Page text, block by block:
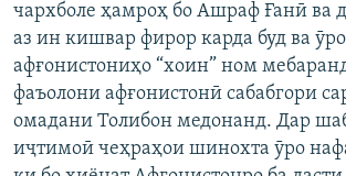
чархболе ҳамроҳ бо Ашраф Ғанӣ ва
аз ин кишвар фирор карда буд ва
афғонистониҳо “хоин” ном
фаъолони афғонистонӣ сабабгори
омадани Толибон медонанд. Дар
иҷтимоӣ чеҳраҳои шинохта ӯро